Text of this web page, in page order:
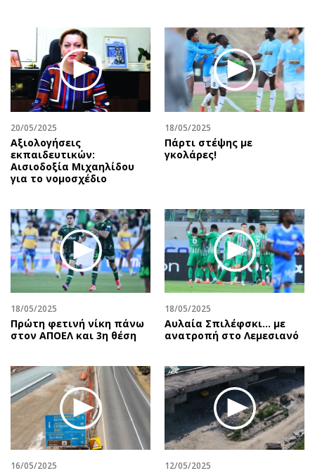
Κληρώσεις Allwyn
Οικονομική
Οικονομία
Real Estate
Επιχειρήσεις
Αγορές
Money Review
AstroBank Properties
Ενέργεια
Ναυτιλία
Περιβάλλον
Ελλάδα
Κόσμος
Παράξενα
Πολιτισμός
Θέατρο-Χορός
Μουσική
Εικαστικά
Βιβλίο
Χειρόγραφα
Αυτοκίνηση
Αφιερώματα
Πολιτική
Οικονομία
Γενικά
Αναδρομές
Πρόσωπα
Γυναίκα
Showbiz
Ταξίδια
Συνταγές
Έξοδος
Media
Εκπομπές
Podcasts
Uncut
Προσφορές
Προσωπικότητες στην ''Κ''
Επιστολές
20/05/2025
Αξιολογήσεις
εκπαιδευτικών:
Αισιοδοξία Μιχαηλίδου
για το νομοσχέδιο
18/05/2025
Πάρτι στέψης με
γκολάρες!
18/05/2025
Πρώτη φετινή νίκη πάνω
στον ΑΠΟΕΛ και 3η θέση
18/05/2025
Αυλαία Σπιλέφσκι... με
ανατροπή στο Λεμεσιανό
16/05/2025 12/05/2025